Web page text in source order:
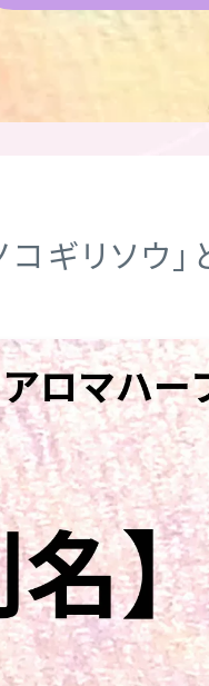
★スペシャル
FAQ
サイトマップ
コギリソウ